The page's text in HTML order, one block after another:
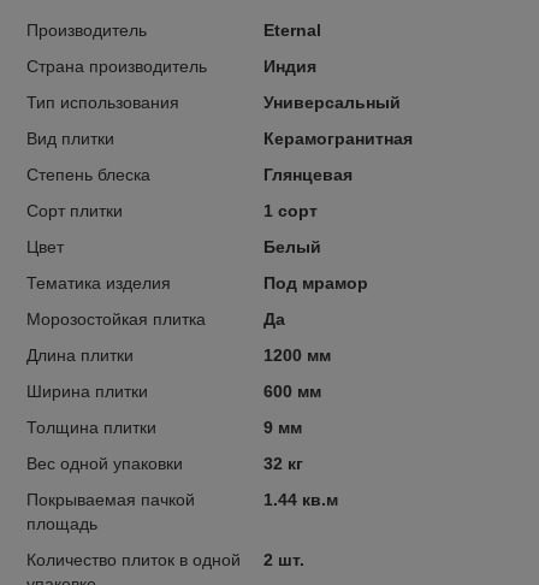
Производитель
Eternal
Страна производитель
Индия
Тип использования
Универсальный
Вид плитки
Керамогранитная
Степень блеска
Глянцевая
Сорт плитки
1 сорт
Цвет
Белый
Тематика изделия
Под мрамор
Морозостойкая плитка
Да
Длина плитки
1200 мм
Ширина плитки
600 мм
Толщина плитки
9 мм
Вес одной упаковки
32 кг
Покрываемая пачкой
площадь
1.44 кв.м
Количество плиток в одной
2 шт.